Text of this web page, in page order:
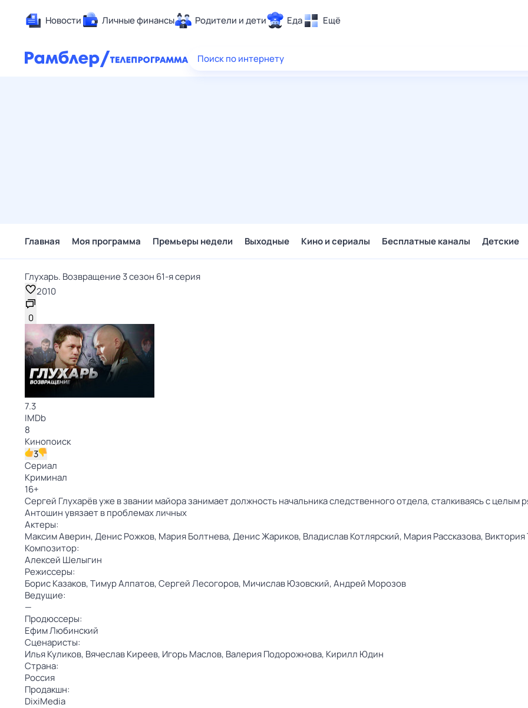
Новости Личные финансы Родители и дети Еда Ещё
Здоровье
Поиск по интернету
Главная Моя программа Премьеры недели Выходные Кино и сериалы Бесплатные каналы Детские
Глухарь. Возвращение 3 сезон 61-я серия
2010
0
7.3
IMDb
8
Кинопоиск
3
Сериал
Криминал
16+
Сергей Глухарёв уже в звании майора занимает должность начальника следственного отдела, сталкиваясь с
Антошин увязает в проблемах личных
Актеры:
Максим Аверин,Денис Рожков, Мария Болтнева,Денис Жариков, Владислав Котлярский, Мария Рассказова, Виктория
Композитор:
Алексей Шелыгин
Режиссеры:
Борис Казаков,Тимур Алпатов,Сергей Лесогоров, Мичислав Юзовский,Андрей Морозов
Ведущие:
—
Продюссеры:
Ефим Любинский
Сценаристы:
Илья Куликов, Вячеслав Киреев, Игорь Маслов, Валерия Подорожнова, Кирилл Юдин
Страна:
Россия
Продакшн:
DixiMedia